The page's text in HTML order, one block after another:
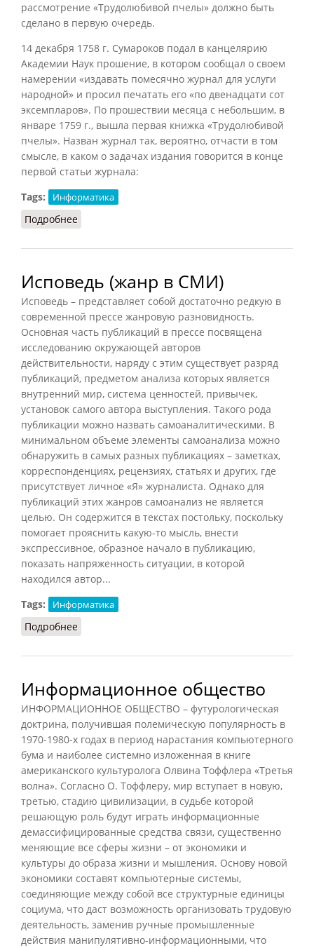
рассмотрение «Трудолюбивой пчелы» должно быть
сделано в первую очередь.
14 декабря 1758 г. Сумароков подал в канцелярию
Академии Наук прошение, в котором сообщал о своем
намерении «издавать помесячно журнал для услуги
народной» и просил печатать его «по двенадцати сот
эксемпларов». По прошествии месяца с небольшим, в
январе 1759 г., вышла первая книжка «Трудолюбивой
пчелы». Назван журнал так, вероятно, отчасти в том
смысле, в каком о задачах издания говорится в конце
первой статьи журнала:
Tags:
Информатика
Подробнее
Исповедь (жанр в СМИ)
Исповедь – представляет собой достаточно редкую в
современной прессе жанровую разновидность.
Основная часть публикаций в прессе посвящена
исследованию окружающей авторов
действительности, наряду с этим существует разряд
публикаций, предметом анализа которых является
внутренний мир, система ценностей, привычек,
установок самого автора выступления. Такого рода
публикации можно назвать самоаналитическими. В
минимальном объеме элементы самоанализа можно
обнаружить в самых разных публикациях – заметках,
корреспонденциях, рецензиях, статьях и других, где
присутствует личное «Я» журналиста. Однако для
публикаций этих жанров самоанализ не является
целью. Он содержится в текстах постольку, поскольку
помогает прояснить какую-то мысль, внести
экспрессивное, образное начало в публикацию,
показать напряженность ситуации, в которой
находился автор...
Tags:
Информатика
Подробнее
Информационное общество
ИНФОРМАЦИОННОЕ ОБЩЕСТВО – футурологическая
доктрина, получившая полемическую популярность в
1970-1980-х годах в период нарастания компьютерного
бума и наиболее системно изложенная в книге
американского культуролога Олвина Тоффлера «Третья
волна». Согласно О. Тоффлеру, мир вступает в новую,
третью, стадию цивилизации, в судьбе которой
решающую роль будут играть информационные
демассифицированные средства связи, существенно
меняющие все сферы жизни – от экономики и
культуры до образа жизни и мышления. Основу новой
экономики составят компьютерные системы,
соединяющие между собой все структурные единицы
социума, что даст возможность организовать трудовую
деятельность, заменив ручные промышленные
действия манипулятивно-информационными, что